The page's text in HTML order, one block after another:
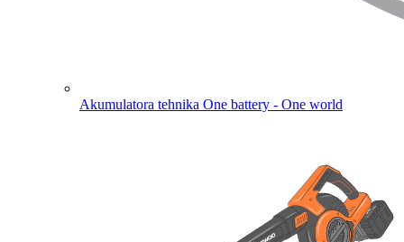
Akumulatora tehnika One battery - One world